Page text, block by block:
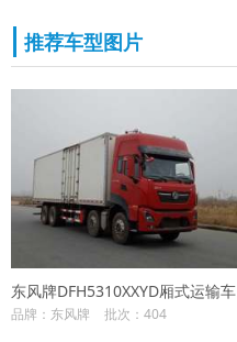
推荐车型图片
东风牌DFH5310XXYD厢式运输车
品牌：东风牌 批次：404